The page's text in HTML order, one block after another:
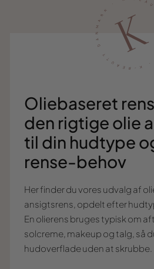
Oliebaseret
den rigtige olie
til din hudtype
rense-behov
Her finder du vores udvalg af
ansigtsrens, opdelt efter
En olierens bruges typisk om
solcreme, makeup og talg, så
hudoverflade uden at skrubbe.